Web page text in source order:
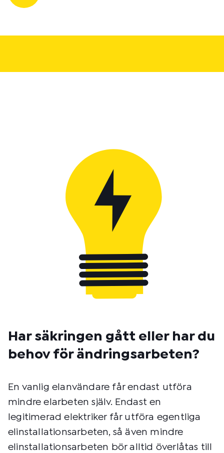
Har säkringen gått eller har du
behov för ändringsarbeten?
En vanlig elanvändare får endast utföra
mindre elarbeten själv. Endast en
legitimerad elektriker får utföra egentliga
elinstallationsarbeten, så även mindre
elinstallationsarbeten bör alltid överlåtas till